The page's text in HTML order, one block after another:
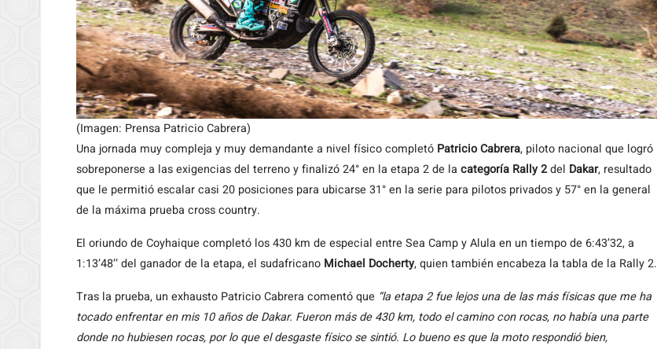
(Imagen: Prensa Patricio Cabrera)
Una jornada muy compleja y muy demandante a nivel físico completó Patricio Cabrera, piloto nacional que logró
sobreponerse a las exigencias del terreno y finalizó 24° en la etapa 2 de la categoría Rally 2del Dakar, resultado
que le permitió escalar casi 20 posiciones para ubicarse 31° en la serie para pilotos privados y 57° en la general
de la máxima prueba cross country.
El oriundo de Coyhaique completó los 430 km de especial entre Sea Camp y Alula en un tiempo de 6:43’32, a
1:13’48’’ del ganador de la etapa, el sudafricano Michael Docherty, quien también encabeza la tabla de la Rally 2.
Tras la prueba, un exhausto Patricio Cabrera comentó que “la etapa 2 fue lejos una de las más físicas que me ha
tocado enfrentar en mis 10 años de Dakar. Fueron más de 430 km, todo el camino con rocas, no había una parte
donde no hubiesen rocas, por lo que el desgaste físico se sintió. Lo bueno es que la moto respondió bien,